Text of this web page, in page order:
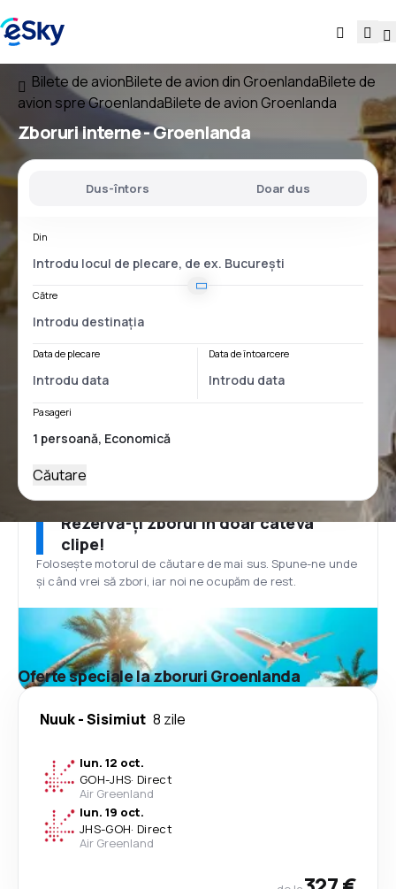
Bilete de avionBilete de avion din GroenlandaBilete de
avion spre GroenlandaBilete de avion Groenlanda
Zboruri interne -Groenlanda
Dus-întors Doar dus
Din
Către
Data de plecare Data de întoarcere
Pasageri
Căutare
Rezervă-ți zborul în doar câteva
clipe!
Folosește motorul de căutare de mai sus. Spune-ne unde
și când vrei să zbori, iar noi ne ocupăm de rest.
Oferte speciale la zboruri Groenlanda
Nuuk-Sisimiut 8 zile
lun. 12 oct.
GOH-JHS· Direct
Air Greenland
lun. 19 oct.
JHS-GOH· Direct
Air Greenland